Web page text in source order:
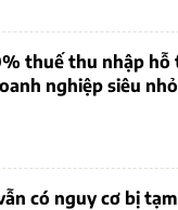
thuế thu nhập hỗ
nghiệp siêu
có nguy cơ bị